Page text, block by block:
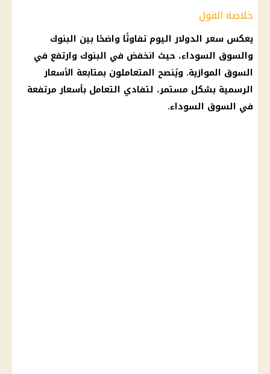
خلاصة القول
يعكس سعر الدولار اليوم تفاوتًا واضحًا بين البنوك
والسوق السوداء، حيث انخفض في البنوك وارتفع في
السوق الموازية. ويُنصح المتعاملون بمتابعة الأسعار
الرسمية بشكل مستمر، لتفادي التعامل بأسعار مرتفعة
في السوق السوداء.